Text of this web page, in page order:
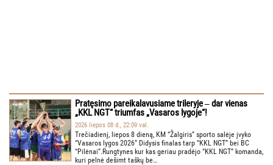
Pratęsimo pareikalavusiame trileryje ‒ dar vienas
„KKL NGT“ triumfas „Vasaros lygoje“!
2026 liepos 08 d., 22:09 val.
Trečiadienį, liepos 8 dieną, KM “Žalgiris” sporto salėje įvyko
“Vasaros lygos 2026” Didysis finalas tarp “KKL NGT” bei BC
“Pilėnai”.Rungtynes kur kas geriau pradėjo “KKL NGT” komanda,
kuri pelnė dešimt taškų be…